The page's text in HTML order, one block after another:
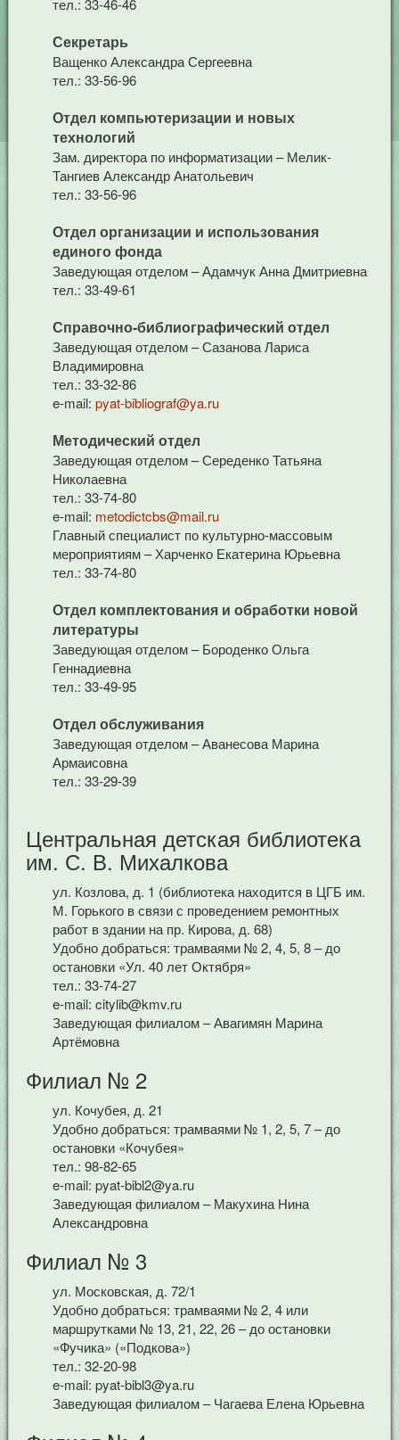
тел.: 33-46-46
Секретарь
Ващенко Александра Сергеевна
тел.: 33-56-96
Отдел компьютеризации и новых
технологий
Зам. директора по информатизации – Мелик-
Тангиев Александр Анатольевич
тел.: 33-56-96
Отдел организации и использования
единого фонда
Заведующая отделом – Адамчук Анна Дмитриевна
тел.: 33-49-61
Справочно-библиографический отдел
Заведующая отделом – Сазанова Лариса
Владимировна
тел.: 33-32-86
e-mail: pyat-bibliograf@ya.ru
Методический отдел
Заведующая отделом – Середенко Татьяна
Николаевна
тел.: 33-74-80
e-mail: metodictcbs@mail.ru
Главный специалист по культурно-массовым
мероприятиям – Харченко Екатерина Юрьевна
тел.: 33-74-80
Отдел комплектования и обработки новой
литературы
Заведующая отделом – Бороденко Ольга
Геннадиевна
тел.: 33-49-95
Отдел обслуживания
Заведующая отделом – Аванесова Марина
Армаисовна
тел.: 33-29-39
Центральная детская библиотека
им. С. В. Михалкова
ул. Козлова, д. 1 (библиотека находится в ЦГБ им.
М. Горького в связи с проведением ремонтных
работ в здании на пр. Кирова, д. 68)
Удобно добраться: трамваями № 2, 4, 5, 8 – до
остановки «Ул. 40 лет Октября»
тел.: 33-74-27
e-mail: citylib@kmv.ru
Заведующая филиалом – Авагимян Марина
Артёмовна
Филиал № 2
ул. Кочубея, д. 21
Удобно добраться: трамваями № 1, 2, 5, 7 – до
остановки «Кочубея»
тел.: 98-82-65
e-mail: pyat-bibl2@ya.ru
Заведующая филиалом – Макухина Нина
Александровна
Филиал № 3
ул. Московская, д. 72/1
Удобно добраться: трамваями № 2, 4 или
маршрутками № 13, 21, 22, 26 – до остановки
«Фучика» («Подкова»)
тел.: 32-20-98
e-mail: pyat-bibl3@ya.ru
Заведующая филиалом – Чагаева Елена Юрьевна